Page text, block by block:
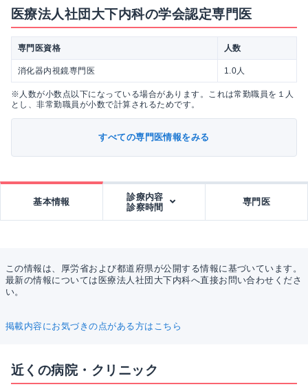
医療法人社団大下内科の学会認定専門医
専門医資格 人数
消化器内視鏡専門医 1.0人
※人数が小数点以下になっている場合があります。これは常勤職員を１人
とし、非常勤職員が小数で計算されるためです。
すべての専門医情報をみる
基本情報
診療内容
診察時間
専門医
この情報は、厚労省および都道府県が公開する情報に基づいています。
最新の情報については医療法人社団大下内科へ直接お問い合わせくださ
い。
掲載内容にお気づきの点がある方はこちら
近くの病院・クリニック